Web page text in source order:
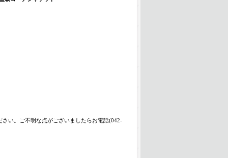
い。ご不明な点がございましたらお電話(042-